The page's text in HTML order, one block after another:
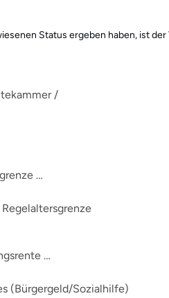
Status ergeben haben, ist der
/
…
…
(Bürgergeld/Sozialhilfe)